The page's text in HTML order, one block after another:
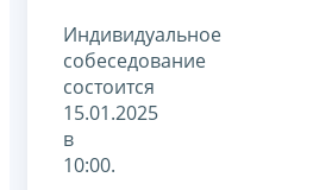
Индивидуальное
собеседование
состоится
15.01.2025
в
10:00.